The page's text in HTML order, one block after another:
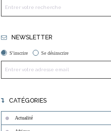
NEWSLETTER
S'inscrire Se désinscrire
CATÉGORIES
Actualité